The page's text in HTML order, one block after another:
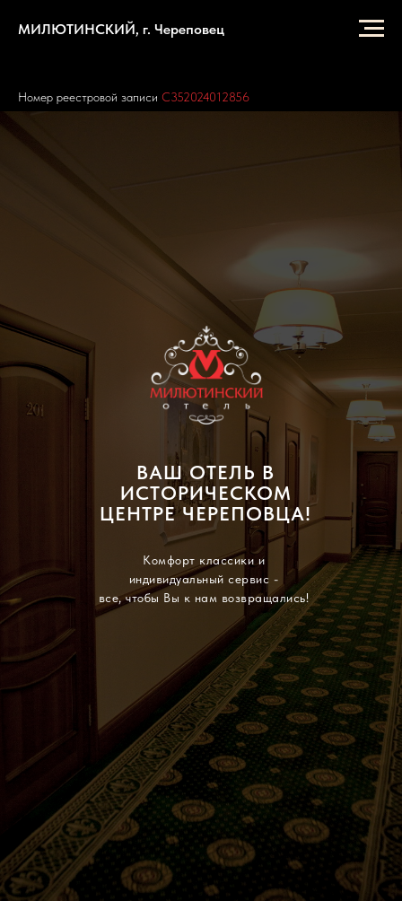
МИЛЮТИНСКИЙ, г. Череповец
Номер реестровой записи С352024012856
ВАШ ОТЕЛЬ В
ИСТОРИЧЕСКОМ
ЦЕНТРЕ ЧЕРЕПОВЦА!
Комфорт классики и
индивидуальный сервис -
все, чтобы Вы к нам возвращались!